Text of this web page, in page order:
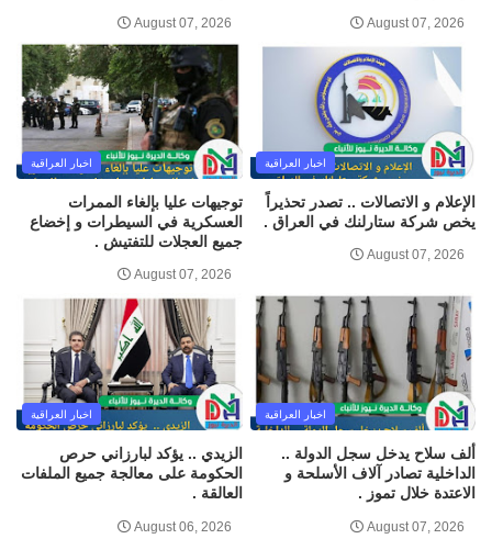
August 07, 2026
August 07, 2026
اخبار العراقية
الإعلام و الاتصالات .. تصدر تحذيراً
يخص شركة ستارلنك في العراق .
August 07, 2026
اخبار العراقية
توجيهات عليا بإلغاء الممرات
العسكرية في السيطرات و إخضاع
جميع العجلات للتفتيش .
August 07, 2026
اخبار العراقية
ألف سلاح يدخل سجل الدولة ..
الداخلية تصادر آلاف الأسلحة و
الاعتدة خلال تموز .
August 07, 2026
اخبار العراقية
الزيدي .. يؤكد لبارزاني حرص
الحكومة على معالجة جميع الملفات
العالقة .
August 06, 2026